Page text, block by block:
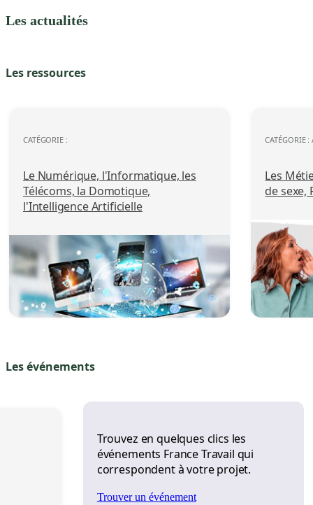
Les actualités
Les ressources
Le Numérique, l'Informatique, les
Télécoms, la Domotique,
l'Intelligence Artificielle
CATÉGORIE :
Les
de sexe,
CATÉGORIE :
Les événements
Trouvez en quelques clics les
événements France Travail qui
correspondent à votre projet.
Trouver un événement